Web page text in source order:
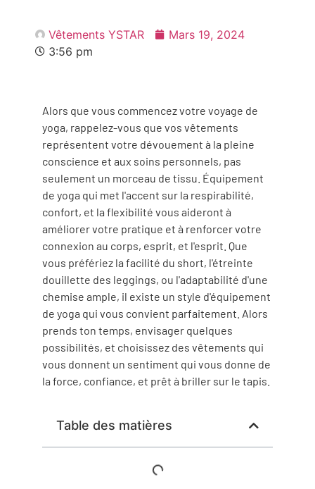
Vêtements YSTAR
Mars 19, 2024
3:56 pm
Alors que vous commencez votre voyage de
yoga, rappelez-vous que vos vêtements
représentent votre dévouement à la pleine
conscience et aux soins personnels, pas
seulement un morceau de tissu. Équipement
de yoga qui met l'accent sur la respirabilité,
confort, et la flexibilité vous aideront à
améliorer votre pratique et à renforcer votre
connexion au corps, esprit, et l'esprit. Que
vous préfériez la facilité du short, l'étreinte
douillette des leggings, ou l'adaptabilité d'une
chemise ample, il existe un style d'équipement
de yoga qui vous convient parfaitement. Alors
prends ton temps, envisager quelques
possibilités, et choisissez des vêtements qui
vous donnent un sentiment qui vous donne de
la force, confiance, et prêt à briller sur le tapis.
Table des matières